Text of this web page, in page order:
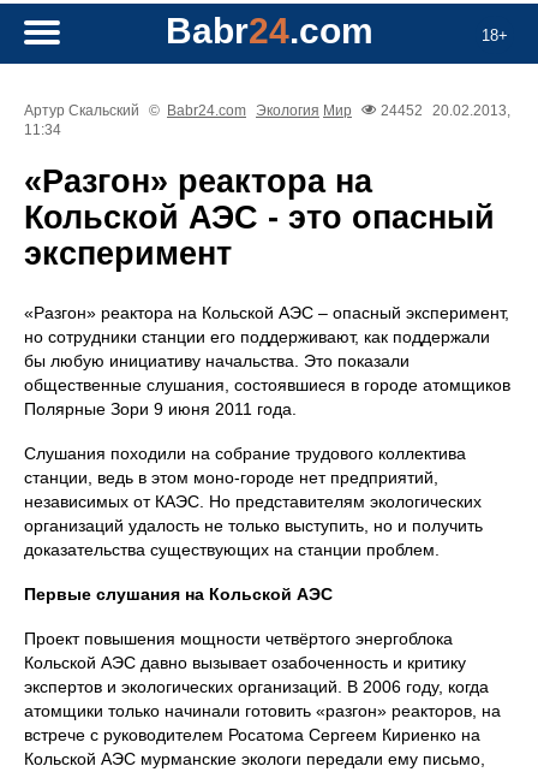
18+
Babr24.com
Артур Скальский © Babr24.com Экология Мир 24452
20.02.2013,
11:34
«Разгон» реактора на
Кольской АЭС - это опасный
эксперимент
«Разгон» реактора на Кольской АЭС – опасный эксперимент,
но сотрудники станции его поддерживают, как поддержали
бы любую инициативу начальства. Это показали
общественные слушания, состоявшиеся в городе атомщиков
Полярные Зори 9 июня 2011 года.
Слушания походили на собрание трудового коллектива
станции, ведь в этом моно-городе нет предприятий,
независимых от КАЭС. Но представителям экологических
организаций удалость не только выступить, но и получить
доказательства существующих на станции проблем.
Первые слушания на Кольской АЭС
Проект повышения мощности четвёртого энергоблока
Кольской АЭС давно вызывает озабоченность и критику
экспертов и экологических организаций. В 2006 году, когда
атомщики только начинали готовить «разгон» реакторов, на
встрече с руководителем Росатома Сергеем Кириенко на
Кольской АЭС мурманские экологи передали ему письмо,